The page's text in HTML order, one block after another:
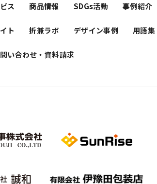
ス 商品情報 SDGs活動 事例紹介
ト 折兼ラボ デザイン事例 用語集
い合わせ・資料請求